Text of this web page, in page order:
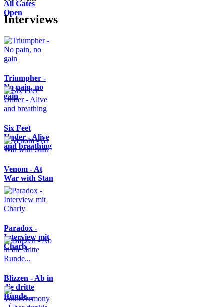
All Gates
Open
Interviews
Triumpher -
No pain, no
gain
Six Feet
Under - Alive
and breathing
Venom - At
War with Stan
Paradox -
Interview mit
Charly
Blizzen - Ab in
die dritte
Runde...